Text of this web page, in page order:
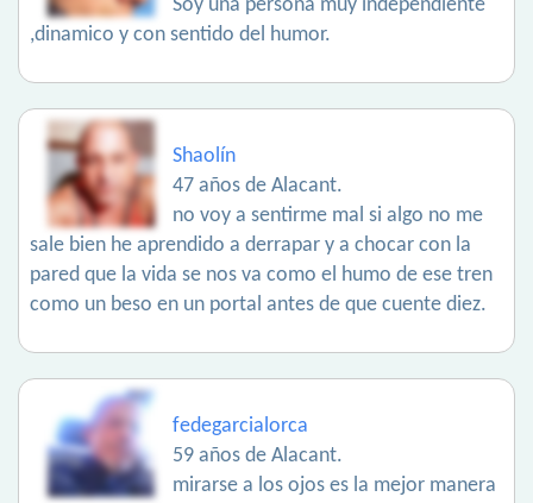
Soy una persona muy independiente
,dinamico y con sentido del humor.
Shaolín
47 años de Alacant.
no voy a sentirme mal si algo no me
sale bien he aprendido a derrapar y a chocar con la
pared que la vida se nos va como el humo de ese tren
como un beso en un portal antes de que cuente diez.
fedegarcialorca
59 años de Alacant.
mirarse a los ojos es la mejor manera